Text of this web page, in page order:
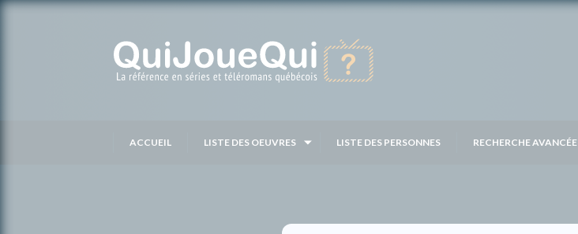
ACCUEIL LISTE DES OEUVRES LISTE DES PERSONNES RECHERCHE AVANCÉE